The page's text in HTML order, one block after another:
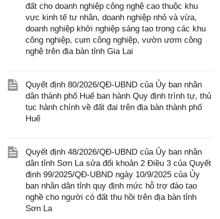
đất cho doanh nghiệp công nghệ cao thuộc khu
vực kinh tế tư nhân, doanh nghiệp nhỏ và vừa,
doanh nghiệp khởi nghiệp sáng tạo trong các khu
công nghiệp, cụm công nghiệp, vườn ươm công
nghệ trên địa bàn tỉnh Gia Lai
Quyết định 80/2026/QĐ-UBND của Ủy ban nhân
dân thành phố Huế ban hành Quy định trình tự, thủ
tục hành chính về đất đai trên địa bàn thành phố
Huế
Quyết định 48/2026/QĐ-UBND của Ủy ban nhân
dân tỉnh Sơn La sửa đổi khoản 2 Điều 3 của Quyết
định 99/2025/QĐ-UBND ngày 10/9/2025 của Ủy
ban nhân dân tỉnh quy định mức hỗ trợ đào tạo
nghề cho người có đất thu hồi trên địa bàn tỉnh
Sơn La